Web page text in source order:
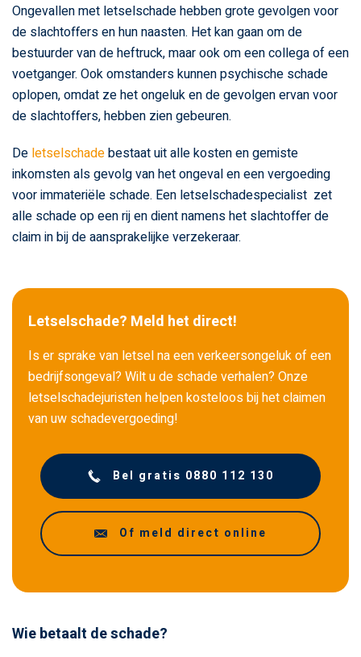
Ongevallen met letselschade hebben grote gevolgen voor
de slachtoffers en hun naasten. Het kan gaan om de
bestuurder van de heftruck, maar ook om een collega of een
voetganger. Ook omstanders kunnen psychische schade
oplopen, omdat ze het ongeluk en de gevolgen ervan voor
de slachtoffers, hebben zien gebeuren.
De letselschadebestaat uit alle kosten en gemiste
inkomsten als gevolg van het ongeval en een vergoeding
voor immateriële schade. Een letselschadespecialist zet
alle schade op een rij en dient namens het slachtoffer de
claim in bij de aansprakelijke verzekeraar.
Letselschade? Meld het direct!
Is er sprake van letsel na een verkeersongeluk of een
bedrijfsongeval? Wilt u de schade verhalen? Onze
letselschadejuristen helpen kosteloos bij het claimen
van uw schadevergoeding!
Bel gratis 0880 112 130
Of meld direct online
Wie betaalt de schade?